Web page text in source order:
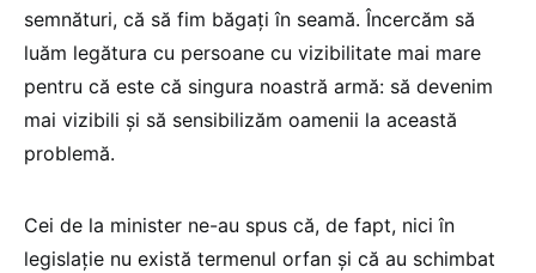
semnături, că să fim băgați în seamă. Încercăm să
luăm legătura cu persoane cu vizibilitate mai mare
pentru că este că singura noastră armă: să devenim
mai vizibili și să sensibilizăm oamenii la această
problemă.
Cei de la minister ne-au spus că, de fapt, nici în
legislație nu există termenul orfan și că au schimbat